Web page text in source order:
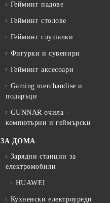
Гейминг падове
Гейминг столове
Гейминг слушалки
Фигурки и сувенири
Гейминг аксесоари
Gaming merchandise и
подаръци
GUNNAR очила –
компютърни и геймърски
ЗА ДОМА
Зарядни станции за
електромобили
HUAWEI
Кухненски електроуреди